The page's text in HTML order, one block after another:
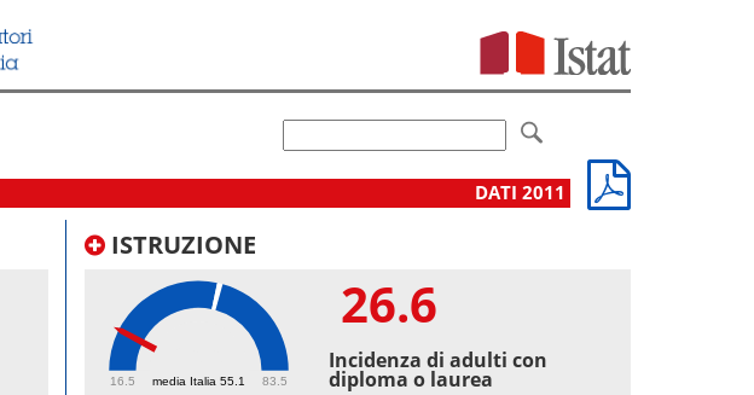
DATI 2011
ISTRUZIONE
media Italia 55.1
16.5 83.5
26.6
Incidenza di adulti con
diploma o laurea